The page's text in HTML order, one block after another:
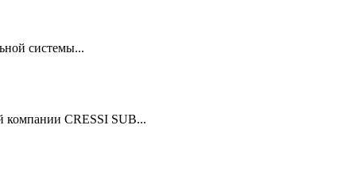
системы...
компании CRESSI SUB...